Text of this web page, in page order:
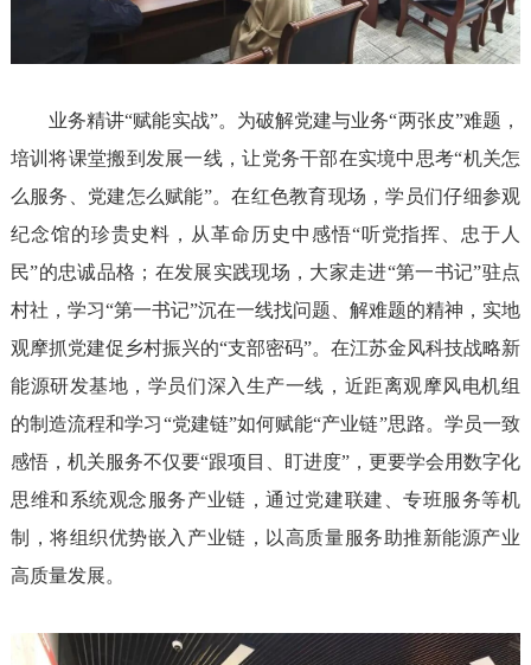
业务精讲“赋能实战”。为破解党建与业务“两张皮”难题，
培训将课堂搬到发展一线，让党务干部在实境中思考“机关怎
么服务、党建怎么赋能”。在红色教育现场，学员们仔细参观
纪念馆的珍贵史料，从革命历史中感悟“听党指挥、忠于人
民”的忠诚品格；在发展实践现场，大家走进“第一书记”驻点
村社，学习“第一书记”沉在一线找问题、解难题的精神，实地
观摩抓党建促乡村振兴的“支部密码”。在江苏金风科技战略新
能源研发基地，学员们深入生产一线，近距离观摩风电机组
的制造流程和学习“党建链”如何赋能“产业链”思路。学员一致
感悟，机关服务不仅要“跟项目、盯进度”，更要学会用数字化
思维和系统观念服务产业链，通过党建联建、专班服务等机
制，将组织优势嵌入产业链，以高质量服务助推新能源产业
高质量发展。